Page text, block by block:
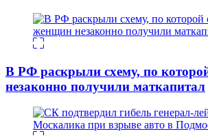
В РФ раскрыли схему, по
незаконно получили маткапитал